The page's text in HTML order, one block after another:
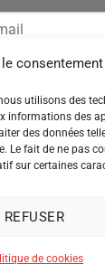
le consentement
utilisons des
informations des
des données
Le fait de ne pas
sur certaines
REFUSER
de cookies